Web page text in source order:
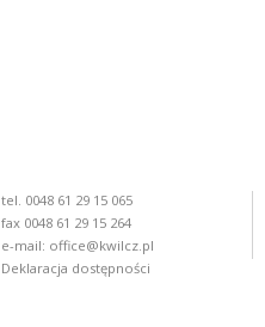
tel. 0048 61 29 15 065
fax 0048 61 29 15 264
e-mail: office@kwilcz.pl
Deklaracja dostępności